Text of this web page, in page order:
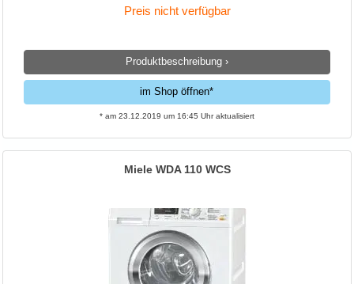
Preis nicht verfügbar
Produktbeschreibung ›
im Shop öffnen*
* am 23.12.2019 um 16:45 Uhr aktualisiert
Miele WDA 110 WCS